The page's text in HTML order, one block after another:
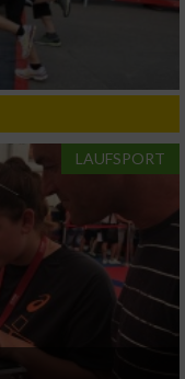
LAUFSPORT